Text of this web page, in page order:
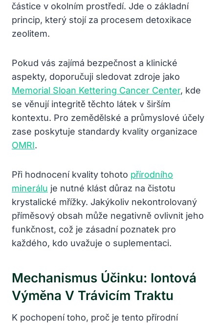
částice v okolním prostředí. Jde o základní
princip, který stojí za procesem detoxikace
zeolitem.
Pokud vás zajímá bezpečnost a klinické
aspekty, doporučuji sledovat zdroje jako
Memorial Sloan Kettering Cancer Center, kde
se věnují integritě těchto látek v širším
kontextu. Pro zemědělské a průmyslové účely
zase poskytuje standardy kvality organizace
OMRI.
Při hodnocení kvality tohoto přírodního
minerálu je nutné klást důraz na čistotu
krystalické mřížky. Jakýkoliv nekontrolovaný
příměsový obsah může negativně ovlivnit jeho
funkčnost, což je zásadní poznatek pro
každého, kdo uvažuje o suplementaci.
Mechanismus Účinku: Iontová
Výměna V Trávicím Traktu
K pochopení toho, proč je tento přírodní